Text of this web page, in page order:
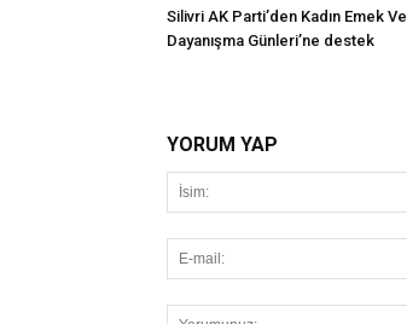
Silivri AK Parti’den Kadın Emek Ve
Dayanışma Günleri’ne destek
YORUM YAP